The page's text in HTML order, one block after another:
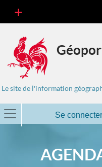
Le site de l'information
Se connecter